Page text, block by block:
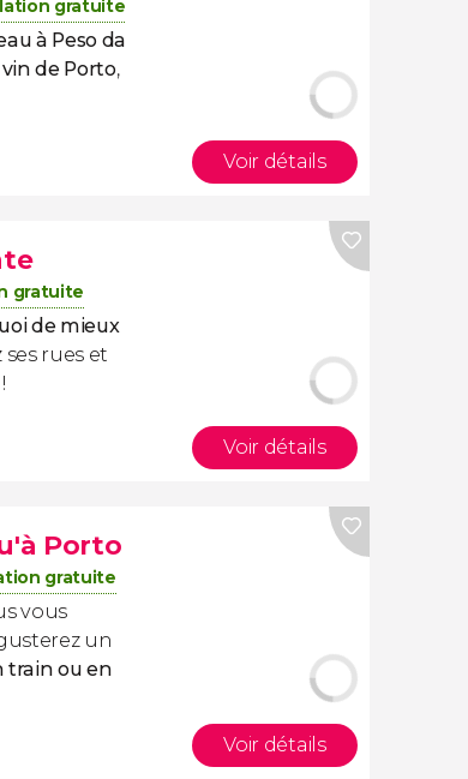
gratuite
à Peso da
de Porto,
Voir détails
gratuite
de mieux
rues et
Voir détails
Porto
gratuite
vous
un
train ou en
Voir détails